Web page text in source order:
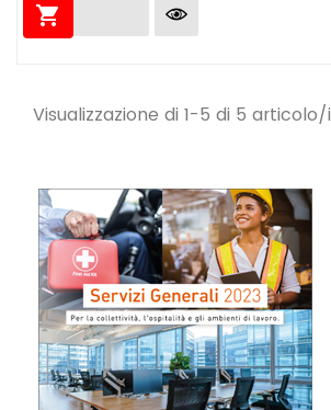

Visualizzazione di 1-5 di 5 articolo/i